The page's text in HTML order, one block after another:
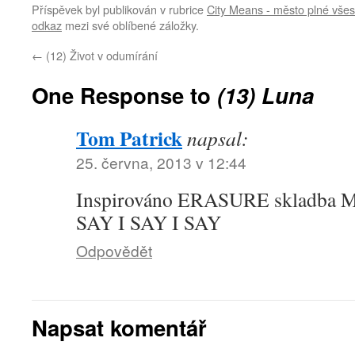
Příspěvek byl publikován v rubriceCity Means - město plné
odkaz mezi své oblíbené záložky.
← (12) Život v odumírání
One Response to (13) Luna
Tom Patricknapsal:
25. června, 2013 v 12:44
Inspirováno ERASURE skladba
SAY I SAY I SAY
Odpovědět
Napsat komentář